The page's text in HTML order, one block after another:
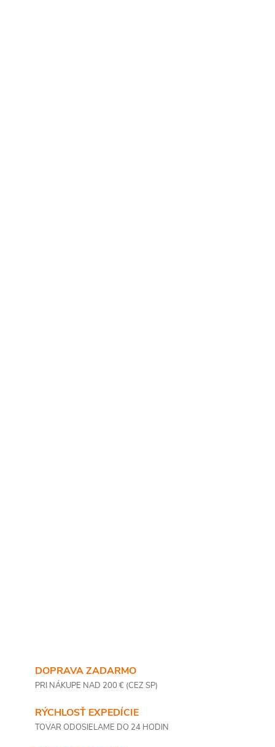
DOPRAVA ZADARMO
PRI NÁKUPE NAD 200 € (CEZ SP)
RÝCHLOSŤ EXPEDÍCIE
TOVAR ODOSIELAME DO 24 HODIN